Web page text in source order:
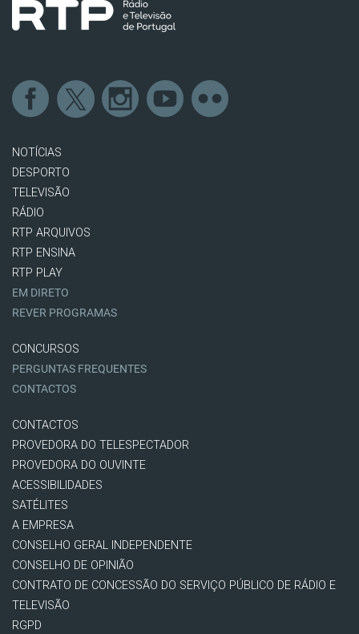
NOTÍCIAS
DESPORTO
TELEVISÃO
RÁDIO
RTP ARQUIVOS
RTP ENSINA
RTP PLAY
EM DIRETO
REVER PROGRAMAS
CONCURSOS
PERGUNTAS FREQUENTES
CONTACTOS
CONTACTOS
PROVEDORA DO TELESPECTADOR
PROVEDORA DO OUVINTE
ACESSIBILIDADES
SATÉLITES
A EMPRESA
CONSELHO GERAL INDEPENDENTE
CONSELHO DE OPINIÃO
CONTRATO DE CONCESSÃO DO SERVIÇO PÚBLICO DE RÁDIO E
TELEVISÃO
RGPD